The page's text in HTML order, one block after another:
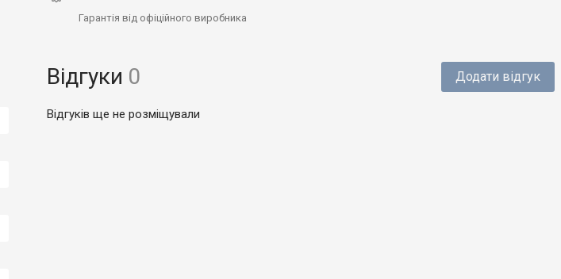
Гарантія від офіційного виробника
Відгуки 0 Додати відгук
Відгуків ще не розміщували